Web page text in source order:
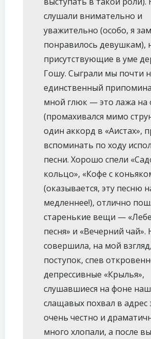
слушали внимательно и
уважительно (особо, я
понравилось девушкам),
присутствующие в уме
Гошу. Сыграли мы почти
единственный
мной глюк — это лажа на
(промахивался мимо
один аккорд в «Аистах»,
вспоминать по ходу
песни. Хорошо спели
кольцо», «Кофе с
(оказывается, эту песню
медленнее!), отлично
старенькие вещи —
песня» и «Вечерний чай».
совершила, на мой
поступок, спев
депрессивные «Крылья»,
слушавшиеся на фоне
слащавых похвал в адрес
очень честно и
много хлопали, а после